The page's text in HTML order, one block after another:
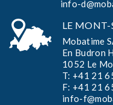
info-
LE MONT-
Mobatime
En Budron
1052 Le
T: +41 21
F: +41 21
info-